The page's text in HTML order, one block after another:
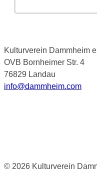
Kulturverein Dammheim
OVB Bornheimer Str. 4
76829 Landau
info@dammheim.com
© 2026 Kulturverein